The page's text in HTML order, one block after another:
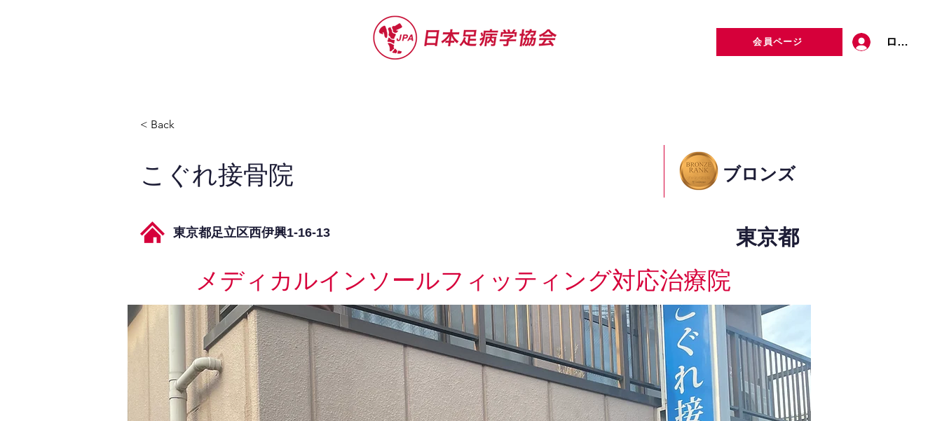
会員ページ ログイン
< Back
こぐれ接骨院 ブロンズ
東京都足立区西伊興1-16-13 東京都
メディカルインソールフィッティング対応治療院